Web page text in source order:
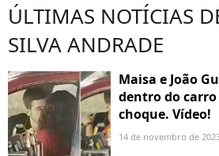
ÚLTIMAS NOTÍCIAS
SILVA ANDRADE
Maisa e João
dentro do carro
choque. Vídeo!
14 de novembro de